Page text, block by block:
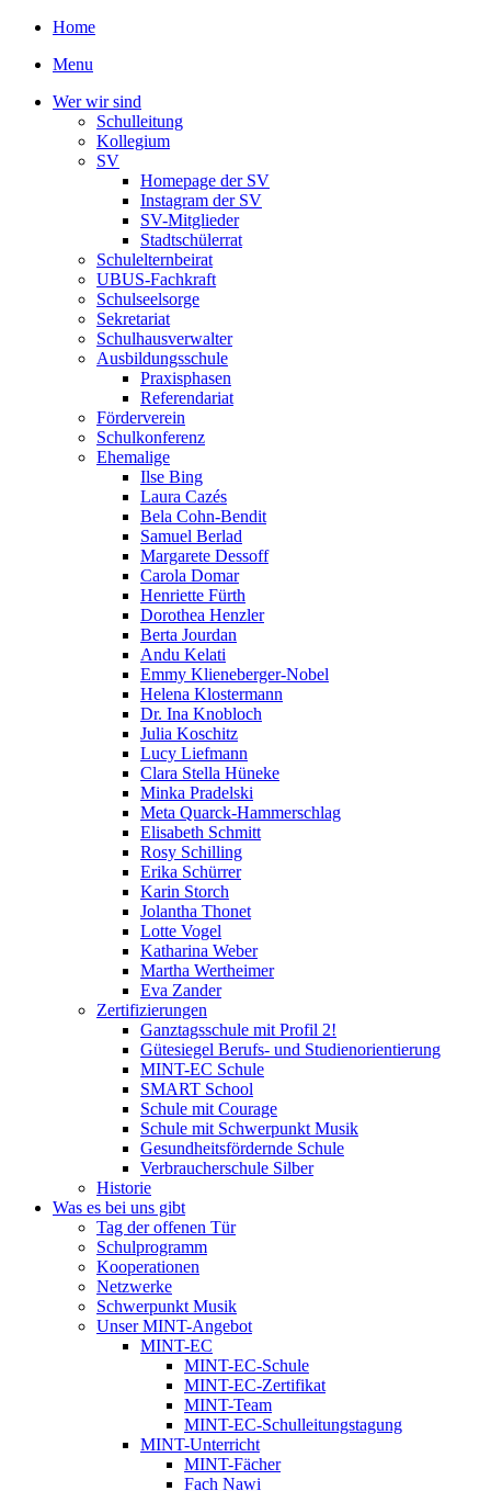
Home
Menu
Wer wir sind
Schulleitung
Kollegium
SV
Homepage der SV
Instagram der SV
SV-Mitglieder
Stadtschülerrat
Schulelternbeirat
UBUS-Fachkraft
Schulseelsorge
Sekretariat
Schulhausverwalter
Ausbildungsschule
Praxisphasen
Referendariat
Förderverein
Schulkonferenz
Ehemalige
Ilse Bing
Laura Cazés
Bela Cohn-Bendit
Samuel Berlad
Margarete Dessoff
Carola Domar
Henriette Fürth
Dorothea Henzler
Berta Jourdan
Andu Kelati
Emmy Klieneberger-Nobel
Helena Klostermann
Dr. Ina Knobloch
Julia Koschitz
Lucy Liefmann
Clara Stella Hüneke
Minka Pradelski
Meta Quarck-Hammerschlag
Elisabeth Schmitt
Rosy Schilling
Erika Schürrer
Karin Storch
Jolantha Thonet
Lotte Vogel
Katharina Weber
Martha Wertheimer
Eva Zander
Zertifizierungen
Ganztagsschule mit Profil 2!
Gütesiegel Berufs- und Studienorientierung
MINT-EC Schule
SMART School
Schule mit Courage
Schule mit Schwerpunkt Musik
Gesundheitsfördernde Schule
Verbraucherschule Silber
Historie
Was es bei uns gibt
Tag der offenen Tür
Schulprogramm
Kooperationen
Netzwerke
Schwerpunkt Musik
Unser MINT-Angebot
MINT-EC
MINT-EC-Schule
MINT-EC-Zertifikat
MINT-Team
MINT-EC-Schulleitungstagung
MINT-Unterricht
MINT-Fächer
Fach Nawi